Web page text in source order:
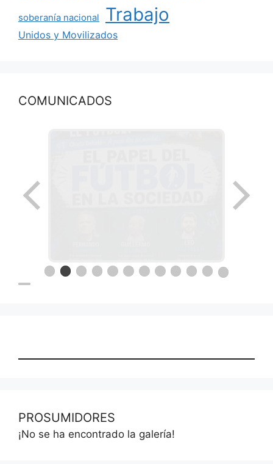
soberanía nacional Trabajo
Unidos y Movilizados
COMUNICADOS
PROSUMIDORES
¡No se ha encontrado la galería!